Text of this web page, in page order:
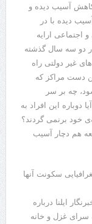
آسیب دیده و
دیده با در
ارایه
دو سه سال گذشته
غیر دولتی راه
دست مراکز که
چه بر سر
دوباره این افراد به
خود برنمی گردند؟
هم دچار آسیب
سکونت آنها
ایلنا درباره
سرای غزل و خانه